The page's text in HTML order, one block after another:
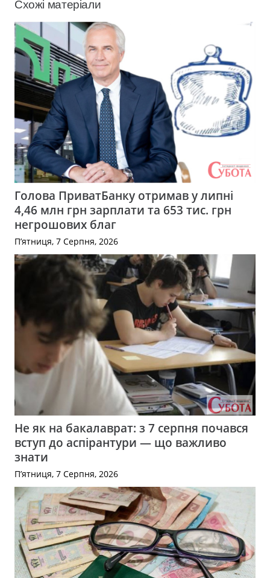
Схожі матеріали
Голова ПриватБанку отримав у липні
4,46 млн грн зарплати та 653 тис. грн
негрошових благ
П’ятниця, 7 Серпня, 2026
Не як на бакалаврат: з 7 серпня почався
вступ до аспірантури — що важливо
знати
П’ятниця, 7 Серпня, 2026